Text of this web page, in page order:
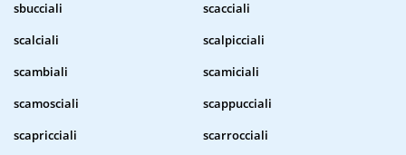
sbucciali
scacciali
scalciali
scalpicciali
scambiali
scamiciali
scamosciali
scappucciali
scapricciali
scarrocciali